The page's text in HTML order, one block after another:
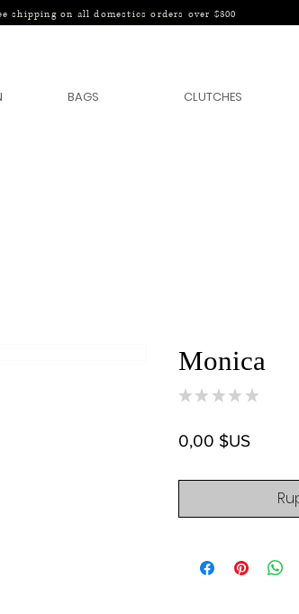
shipping on all domestics orders over $300
BAGS CLUTCHES
Monica
★ ★ ★ ★ ★
0,00 $USPrix